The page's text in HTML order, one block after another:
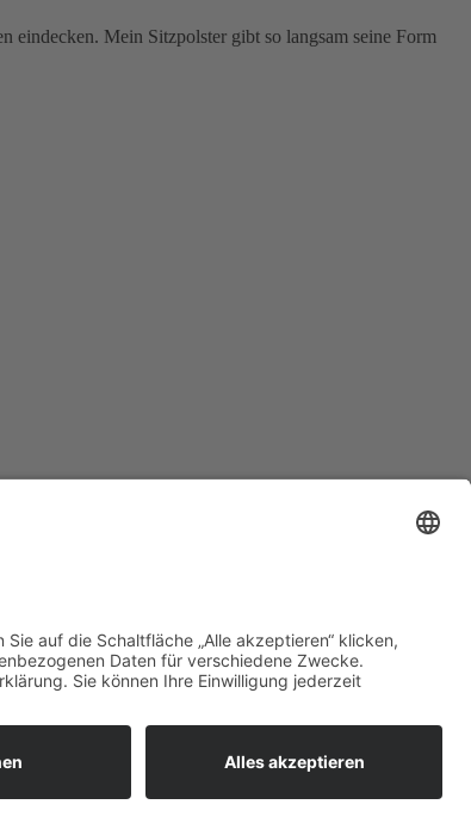
eindecken. Mein Sitzpolster gibt so langsam seine Form